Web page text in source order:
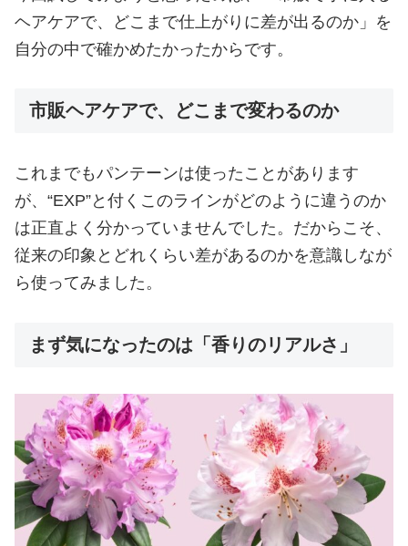
ヘアケアで、どこまで仕上がりに差が出るのか」を
自分の中で確かめたかったからです。
市販ヘアケアで、どこまで変わるのか
これまでもパンテーンは使ったことがあります
が、“EXP”と付くこのラインがどのように違うのか
は正直よく分かっていませんでした。だからこそ、
従来の印象とどれくらい差があるのかを意識しなが
ら使ってみました。
まず気になったのは「香りのリアルさ」